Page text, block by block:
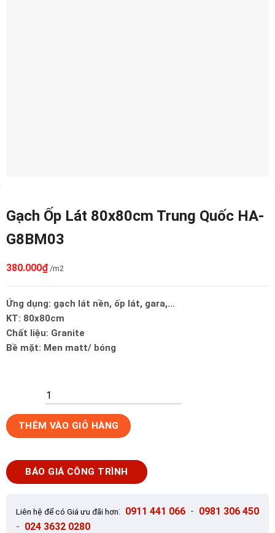
Gạch Ốp Lát 80x80cm Trung Quốc HA-
G8BM03
380.000₫ /m2
Ứng dụng: gạch lát nền, ốp lát, gara,…
KT: 80x80cm
Chất liệu: Granite
Bề mặt: Men matt/ bóng
Gạch
Ốp
80x80cm
Trung
G8BM03
THÊM VÀO GIỎ HÀNG
BÁO GIÁ CÔNG TRÌNH
Liên hệ để có Giá ưu đãi hơn: 0911 441 066 - 0981 306 450
- 024 3632 0280